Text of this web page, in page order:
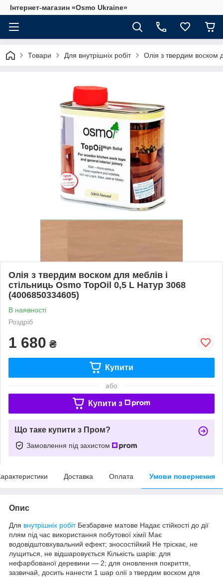
Інтернет-магазин «Osmo Ukraine»
Товари Для внутрішніх робіт Олія з твердим воском
Олія з твердим воском для меблів і
стільниць Osmo TopOil 0,5 L Натур 3068
(4006850334605)
В наявності
Роздріб
1 680 ₴
Купити
або
Купити з
Що таке купити з Пром?
Замовлення під захистом
Доставка Оплата Умови повернення
Опис
Для внутрішніх робітБезбарвне матове Надає стійкості до дії
плям під час використання побутової хімії Має
водовідштовхувальний ефект; зносостійкий Не тріскає, не
лущиться, не відшаровується Кількість шарів: для
нефарбованої деревини — 2; для оновлення покриття,
зазвичай, досить нанести 1 шар олії з твердим воском для